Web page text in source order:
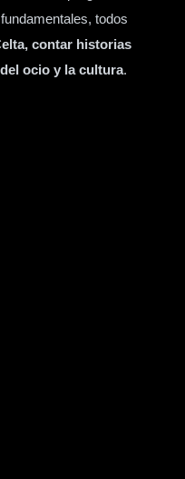
todos
contar historias
ocio y la cultura.